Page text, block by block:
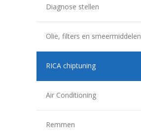
Diagnose stellen
Olie, filters en smeermiddelen
RICA chiptuning
Air Conditioning
Remmen